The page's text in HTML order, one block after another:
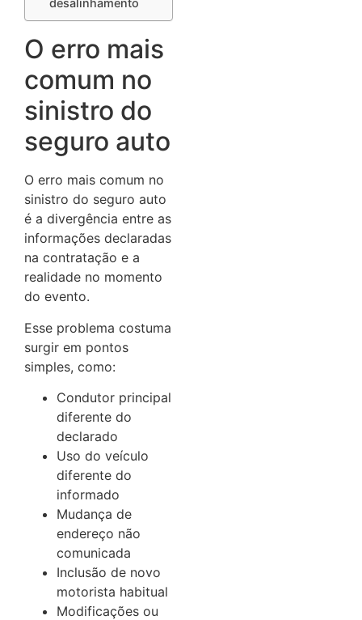
desalinhamento
O erro mais
comum no
sinistro do
seguro auto
O erro mais comum no
sinistro do seguro auto
é a divergência entre as
informações declaradas
na contratação e a
realidade no momento
do evento.
Esse problema costuma
surgir em pontos
simples, como:
Condutor principal
diferente do
declarado
Uso do veículo
diferente do
informado
Mudança de
endereço não
comunicada
Inclusão de novo
motorista habitual
Modificações ou